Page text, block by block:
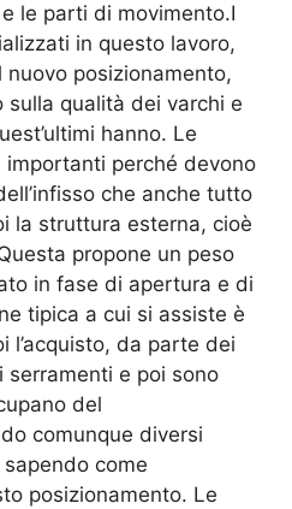
le parti di movimento.I
in questo lavoro,
posizionamento,
sulla qualità dei varchi e
hanno. Le
perché devono
che anche tutto
la struttura esterna, cioè
propone un peso
in fase di apertura e di
tipica a cui si assiste è
l’acquisto, da parte dei
serramenti e poi sono
del
comunque diversi
come
posizionamento. Le